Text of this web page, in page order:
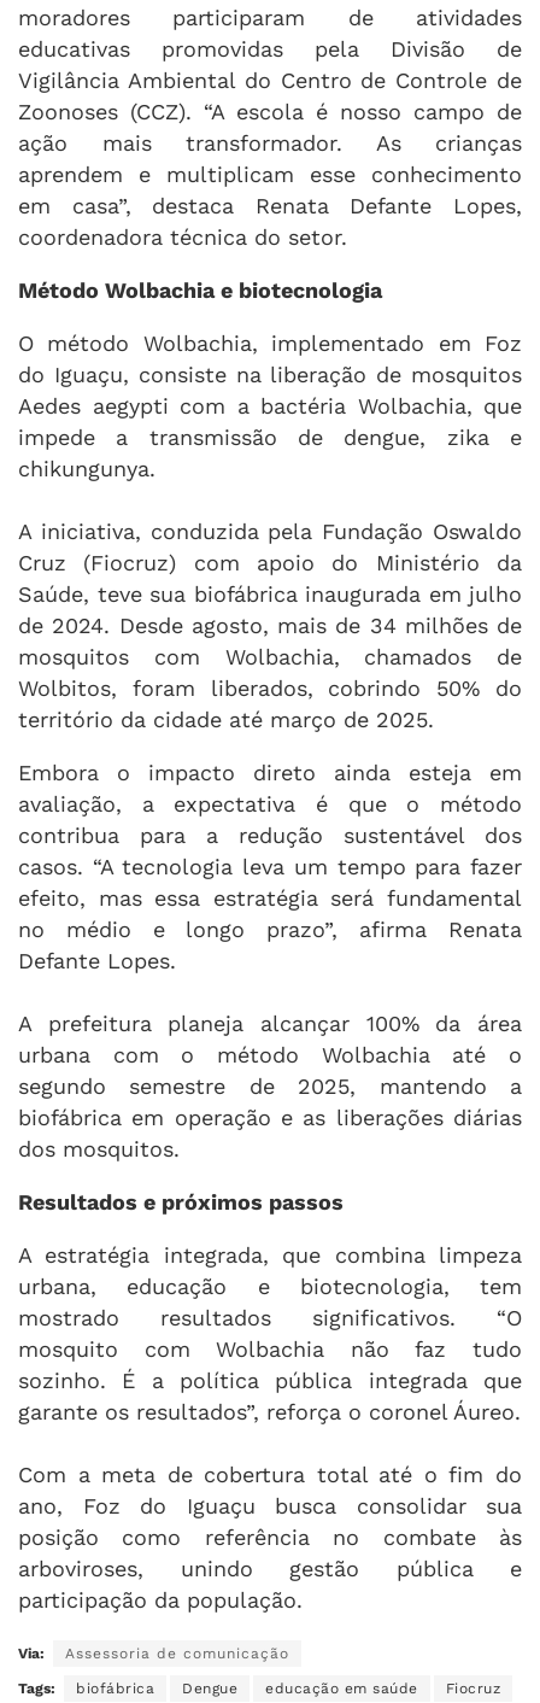
moradores participaram de atividades
educativas promovidas pela Divisão de
Vigilância Ambiental do Centro de Controle de
Zoonoses (CCZ). “A escola é nosso campo de
ação mais transformador. As crianças
aprendem e multiplicam esse conhecimento
em casa”, destaca Renata Defante Lopes,
coordenadora técnica do setor.
Método Wolbachia e biotecnologia
O método Wolbachia, implementado em Foz
do Iguaçu, consiste na liberação de mosquitos
Aedes aegypti com a bactéria Wolbachia, que
impede a transmissão de dengue, zika e
chikungunya.
A iniciativa, conduzida pela Fundação Oswaldo
Cruz (Fiocruz) com apoio do Ministério da
Saúde, teve sua biofábrica inaugurada em julho
de 2024. Desde agosto, mais de 34 milhões de
mosquitos com Wolbachia, chamados de
Wolbitos, foram liberados, cobrindo 50% do
território da cidade até março de 2025.
Embora o impacto direto ainda esteja em
avaliação, a expectativa é que o método
contribua para a redução sustentável dos
casos. “A tecnologia leva um tempo para fazer
efeito, mas essa estratégia será fundamental
no médio e longo prazo”, afirma Renata
Defante Lopes.
A prefeitura planeja alcançar 100% da área
urbana com o método Wolbachia até o
segundo semestre de 2025, mantendo a
biofábrica em operação e as liberações diárias
dos mosquitos.
Resultados e próximos passos
A estratégia integrada, que combina limpeza
urbana, educação e biotecnologia, tem
mostrado resultados significativos. “O
mosquito com Wolbachia não faz tudo
sozinho. É a política pública integrada que
garante os resultados”, reforça o coronel Áureo.
Com a meta de cobertura total até o fim do
ano, Foz do Iguaçu busca consolidar sua
posição como referência no combate às
arboviroses, unindo gestão pública e
participação da população.
Via: Assessoria de comunicação
Tags: biofábrica Dengue educação em saúde Fiocruz